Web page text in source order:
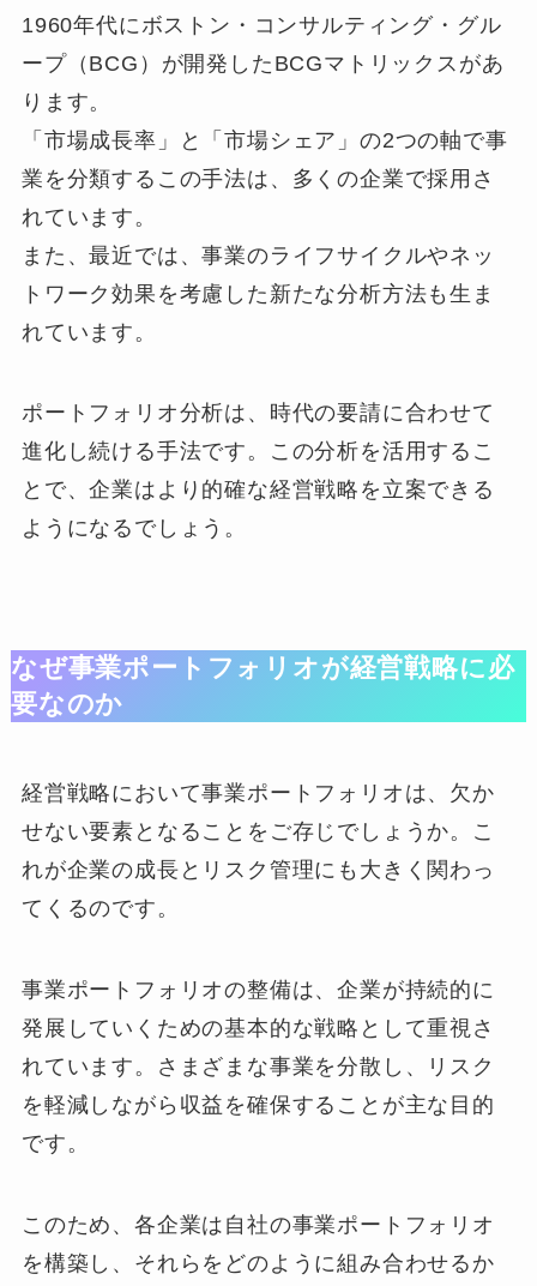
1960年代にボストン・コンサルティング・グル
ープ（BCG）が開発したBCGマトリックスがあ
ります。
「市場成長率」と「市場シェア」の2つの軸で事
業を分類するこの手法は、多くの企業で採用さ
れています。
また、最近では、事業のライフサイクルやネッ
トワーク効果を考慮した新たな分析方法も生ま
れています。
ポートフォリオ分析は、時代の要請に合わせて
進化し続ける手法です。この分析を活用するこ
とで、企業はより的確な経営戦略を立案できる
ようになるでしょう。
なぜ事業ポートフォリオが経営戦略に必
要なのか
経営戦略において事業ポートフォリオは、欠か
せない要素となることをご存じでしょうか。こ
れが企業の成長とリスク管理にも大きく関わっ
てくるのです。
事業ポートフォリオの整備は、企業が持続的に
発展していくための基本的な戦略として重視さ
れています。さまざまな事業を分散し、リスク
を軽減しながら収益を確保することが主な目的
です。
このため、各企業は自社の事業ポートフォリオ
を構築し、それらをどのように組み合わせるか